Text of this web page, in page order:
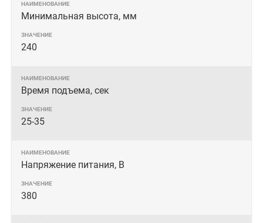
Минимальная высота, мм
240
Время подъема, сек
25-35
Напряжение питания, В
380